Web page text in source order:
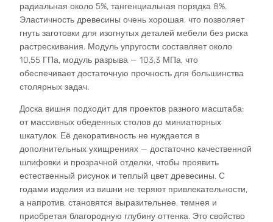
радиальная около 5%, тангенциальная порядка 8%.
Эластичность древесины очень хорошая, что позволяет
гнуть заготовки для изогнутых деталей мебели без риска
растрескивания. Модуль упругости составляет около
10,55 ГПа, модуль разрыва — 103,3 МПа, что
обеспечивает достаточную прочность для большинства
столярных задач.​
Доска вишня подходит для проектов разного масштаба:
от массивных обеденных столов до миниатюрных
шкатулок. Её декоративность не нуждается в
дополнительных ухищрениях — достаточно качественной
шлифовки и прозрачной отделки, чтобы проявить
естественный рисунок и теплый цвет древесины. С
годами изделия из вишни не теряют привлекательности,
а напротив, становятся выразительнее, темнея и
приобретая благородную глубину оттенка. Это свойство